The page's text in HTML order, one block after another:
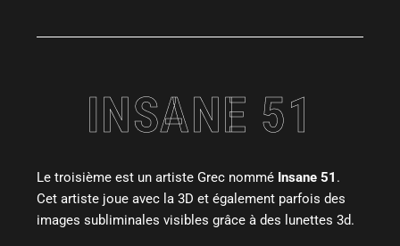
INSANE 51
Le troisième est un artiste Grec nommé Insane 51 .
Cet artiste joue avec la 3D et également parfois des
images subliminales visibles grâce à des lunettes 3d.